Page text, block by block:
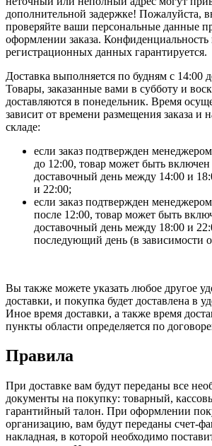
дополнительной задержке! Пожалуйста,
проверяйте ваши персональные данные
оформлении заказа.
регистрационных данных гарантируется.
Доставка выполняется по будням с 14:00
Товары, заказанные вами в субботу и
доставляются в понедельник. Время
зависит от времени размещения заказа и
складе:
если заказ подтвержден
до 12:00, товар может быть
доставочный день между 14:00 и
и 22:00;
если заказ подтвержден
после 12:00, товар может быть
доставочный день между 18:00 и
последующий день (в зависимости
Вы также можете указать любое другое
доставки, и покупка будет доставлена в
Иное время доставки, а также время
пункты области определяется по
Правила
При доставке вам будут переданы все
документы на покупку: товарный,
гарантийный талон. При оформлении
организацию, вам будут переданы счет-
накладная, в которой необходимо